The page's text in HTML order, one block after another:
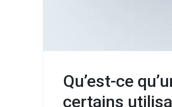
Qu’est-ce
certains